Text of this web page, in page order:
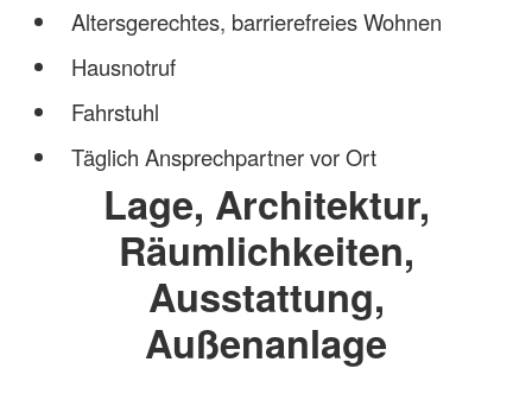
Altersgerechtes, barrierefreies Wohnen
Hausnotruf
Fahrstuhl
Täglich Ansprechpartner vor Ort
Lage, Architektur,
Räumlichkeiten,
Ausstattung,
Außenanlage